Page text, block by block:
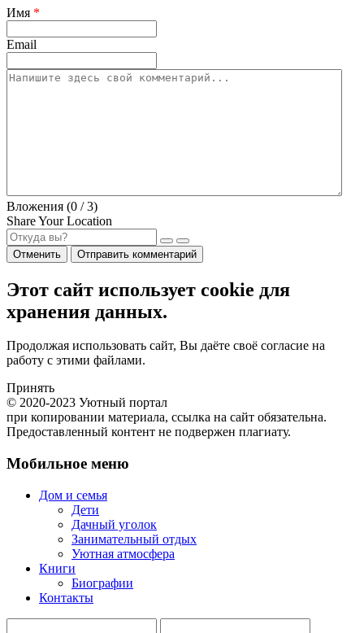
Имя *
Email
Вложения (0 / 3)
Share Your Location
Отменить Отправить комментарий
Этот сайт использует cookie для
хранения данных.
Продолжая использовать сайт, Вы даёте своё согласие на
работу с этими файлами.
Принять
© 2020-2023 Уютный портал
при копировании материала, ссылка на сайт обязательна.
Предоставленный контент не подвержен плагиату.
Мобильное меню
Дом и семья
Дети
Дачный уголок
Занимательный отдых
Уютная атмосфера
Книги
Биографии
Контакты